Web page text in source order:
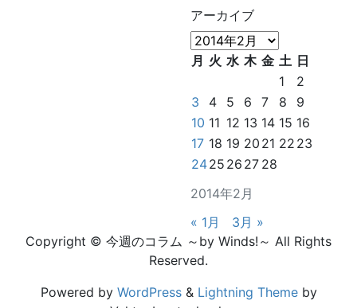
アーカイブ
2014年2月
月 火 水 木 金 土 日
1
2
3
4 5 6 7 8
9
10 11 12 13 14 15 16
17 18 19 20 21 22 23
2425 26 27 28
« 1月
3月 »
Copyright © 今週のコラム ～by Winds!～ All Rights
Reserved.
Powered by WordPress& Lightning Themeby